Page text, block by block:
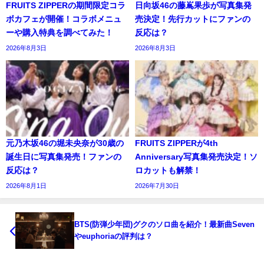
FRUITS ZIPPERの期間限定コラ
ボカフェが開催！コラボメニュ
ーや購入特典を調べてみた！
2026年8月3日
日向坂46の藤嶌果歩が写真集発
売決定！先行カットにファンの
反応は？
2026年8月3日
元乃木坂46の堀未央奈が30歳の
誕生日に写真集発売！ファンの
反応は？
2026年8月1日
FRUITS ZIPPERが4th
Anniversary写真集発売決定！ソ
ロカットも解禁！
2026年7月30日
BTS(防弾少年団)グクのソロ曲を紹介！最新曲Seven
やeuphoriaの評判は？